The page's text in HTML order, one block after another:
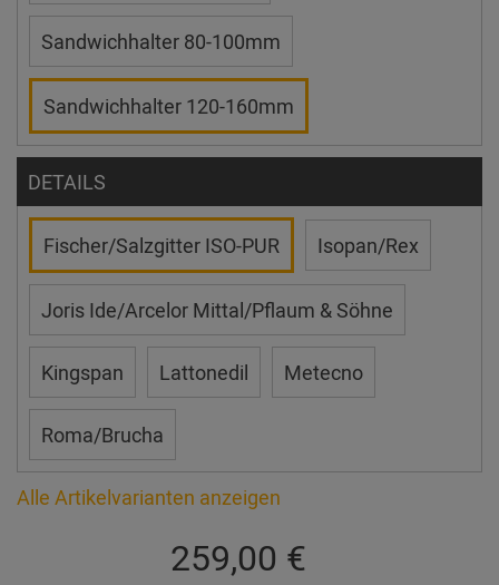
Sandwichhalter 80-100mm
Sandwichhalter 120-160mm
DETAILS
Fischer/Salzgitter ISO-PUR Isopan/Rex
Joris Ide/Arcelor Mittal/Pflaum & Söhne
Kingspan Lattonedil Metecno
Roma/Brucha
Alle Artikelvarianten anzeigen
259,00 €